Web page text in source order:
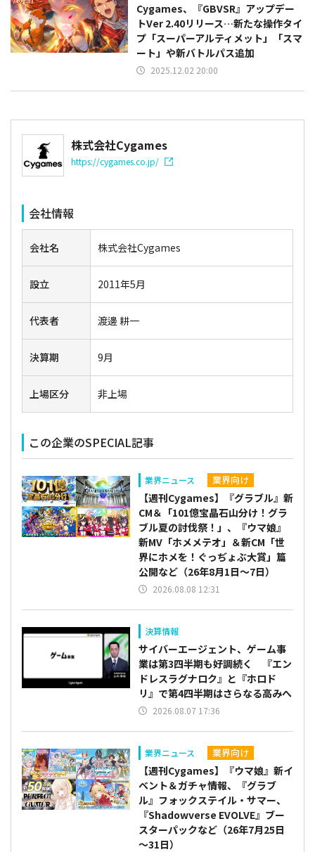
Cygames、『GBVSR』アップデー
トVer 2.40リリース…新たな操作タイ
プ「スーパーアルティメット」「スマ
ート」や新バトルパス追加
2025.12.02 20:00
株式会社Cygames
https://cygames.co.jp/
会社情報
会社名 株式会社Cygames
設立 2011年5月
代表者 渡邊 耕一
決算期 9月
上場区分 非上場
この企業のSPECIAL記事
業界ニュース 業界向け
【週刊Cygames】『グラブル』新
CM＆「101億宝晶石山分け！グラ
ブル夏の討伐祭！」、『ウマ娘』
新MV「ホメメテオ」＆新CM「世
界にホメを！ぐっぢょぶ大賞」篇
公開など（26年8月1日～7日）
2026.08.08 12:31
決算情報
サイバーエージェント、ゲーム事
業は第3四半期も好調続く 『エン
ドレスラグナロク』と『ホロド
リ』で第4四半期はさらなる高みへ
2026.08.07 17:36
業界ニュース 業界向け
【週刊Cygames】『ウマ娘』新イ
ベント＆ガチャ情報、『グラブ
ル』フォックステイル・サマー、
『Shadowverse EVOLVE』ブー
スターパックなど（26年7月25日
～31日）